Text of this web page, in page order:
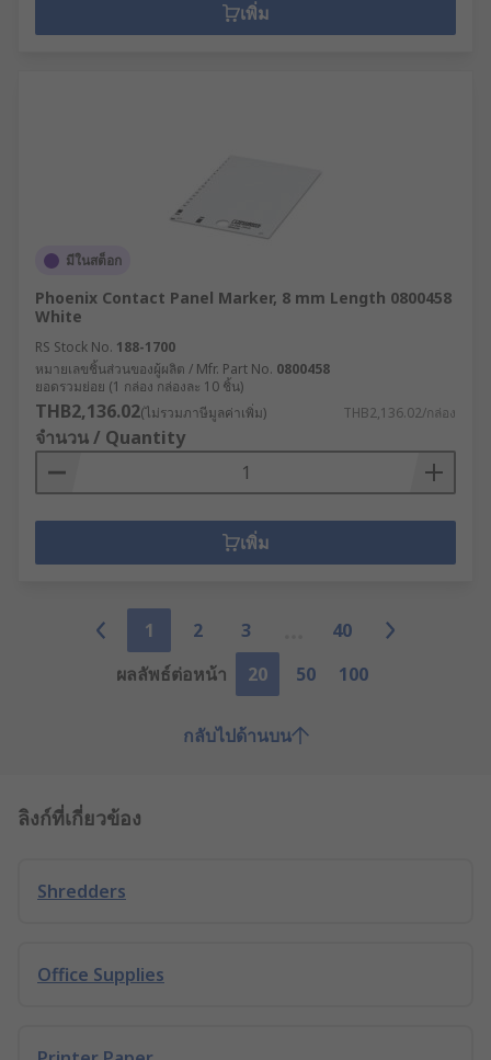
เพิ่ม
มีในสต็อก
Phoenix Contact Panel Marker, 8 mm Length 0800458
White
RS Stock No. 188-1700
หมายเลขชิ้นส่วนของผู้ผลิต / Mfr. Part No. 0800458
ยอดรวมย่อย (1 กล่อง กล่องละ 10 ชิ้น)
THB2,136.02(ไม่รวมภาษีมูลค่าเพิ่ม) THB2,136.02/กล่อง
จำนวน / Quantity
เพิ่ม
1 2 3
40
ผลลัพธ์ต่อหน้า
20 50 100
กลับไปด้านบน
ลิงก์ที่เกี่ยวข้อง
Shredders
Office Supplies